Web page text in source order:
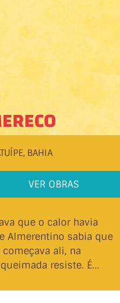
BAHIA
VER OBRAS
que o calor havia
Almerentino sabia que
ali, na
resiste. É...